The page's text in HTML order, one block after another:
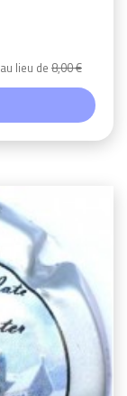
au lieu de 8,00 €